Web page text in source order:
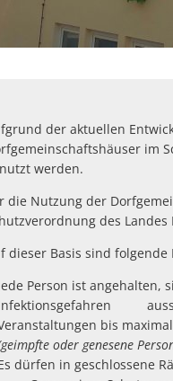
der aktuellen
im
werden.
die Nutzung der
des
dieser Basis sind folgende
Person ist angehalten,
bis
oder genesene
dürfen in geschlossene